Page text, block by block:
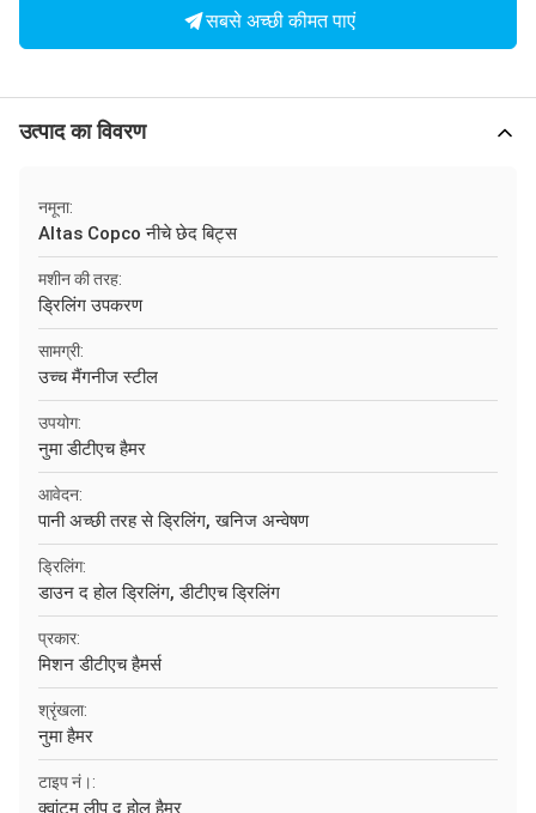
सबसे अच्छी कीमत पाएं
उत्पाद का विवरण
नमूना:
Altas Copco नीचे छेद बिट्स
मशीन की तरह:
ड्रिलिंग उपकरण
सामग्री:
उच्च मैंगनीज स्टील
उपयोग:
नुमा डीटीएच हैमर
आवेदन:
पानी अच्छी तरह से ड्रिलिंग, खनिज अन्वेषण
ड्रिलिंग:
डाउन द होल ड्रिलिंग, डीटीएच ड्रिलिंग
प्रकार:
मिशन डीटीएच हैमर्स
श्रृंखला:
नुमा हैमर
टाइप नं।:
क्वांटम लीप द होल हैमर